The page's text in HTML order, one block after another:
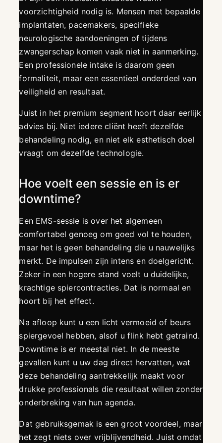
voorzichtigheid nodig is. Mensen met bepaalde
implantaten, pacemakers, specifieke
neurologische aandoeningen of tijdens
zwangerschap komen vaak niet in aanmerking.
Een professionele intake is daarom geen
formaliteit, maar een essentieel onderdeel van
veiligheid en resultaat.
Juist in het premium segment hoort daar eerlijk
advies bij. Niet iedere cliënt heeft dezelfde
behandeling nodig, en niet elk esthetisch doel
vraagt om dezelfde technologie.
Hoe voelt een sessie en is er
downtime?
Een EMS-sessie is over het algemeen
comfortabel genoeg om goed vol te houden,
maar het is geen behandeling die u nauwelijks
merkt. De impulsen zijn intens en doelgericht.
Zeker in een hogere stand voelt u duidelijke,
krachtige spiercontracties. Dat is normaal en
hoort bij het effect.
Na afloop kunt u een licht vermoeid of beurs
spiergevoel hebben, alsof u flink hebt getraind.
Downtime is er meestal niet. In de meeste
gevallen kunt u uw dag direct hervatten, wat
deze behandeling aantrekkelijk maakt voor
drukke professionals die resultaat willen zonder
onderbreking van hun agenda.
Dat gebruiksgemak is een groot voordeel, maar
het zegt niets over vrijblijvendheid. Juist omdat